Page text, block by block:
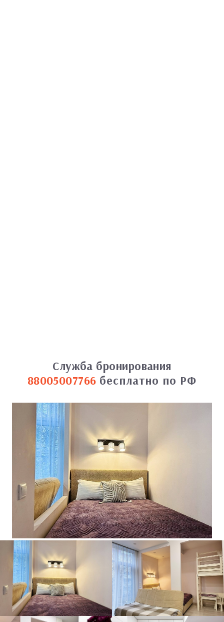
Служба бронирования
88005007766 бесплатно по РФ